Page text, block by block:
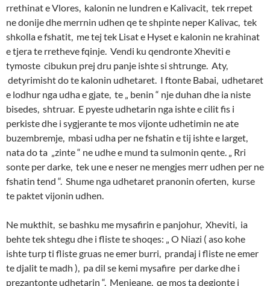
rrethinat e Vlores, kalonin ne lundren e Kalivacit, tek rrepet
ne donije dhe merrnin udhen qe te shpinte neper Kalivac, tek
shkolla e fshatit, me tej tek Lisat e Hyset e kalonin ne krahinat
e tjera te rretheve fqinje. Vendi ku qendronte Xheviti e
tymoste cibukun prej dru panje ishte si shtrunge. Aty,
detyrimisht do te kalonin udhetaret. I ftonte Babai, udhetaret
e lodhur nga udha e gjate, te „ benin “ nje duhan dhe ia niste
bisedes, shtruar. E pyeste udhetarin nga ishte e cilit fis i
perkiste dhe i sygjerante te mos vijonte udhetimin ne ate
buzembremje, mbasi udha per ne fshatin e tij ishte e larget,
nata do ta „zinte “ ne udhe e mund ta sulmonin qente. „ Rri
sonte per darke, tek une e neser ne mengjes merr udhen per ne
fshatin tend “. Shume nga udhetaret pranonin oferten, kurse
te paktet vijonin udhen.
Ne mukthit, se bashku me mysafirin e panjohur, Xheviti, ia
behte tek shtegu dhe i fliste te shoqes: „ O Niazi ( aso kohe
ishte turp ti fliste gruas ne emer burri, prandaj i fliste ne emer
te djalit te madh ), pa dil se kemi mysafire per darke dhe i
prezantonte udhetarin “. Menjeane, qe mos ta degjonte i